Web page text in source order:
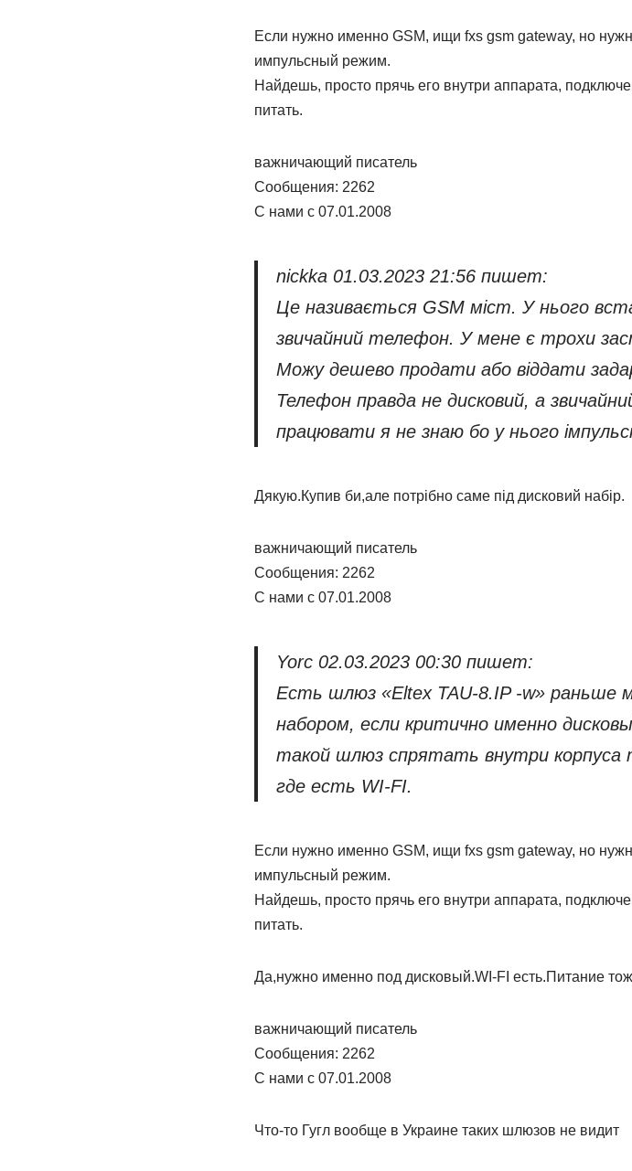
Если нужно именно GSM, ищи fxs gsm gateway, но
импульсный режим.
Найдешь, просто прячь его внутри аппарата,
питать.
важничающий писатель
Сообщения: 2262
С нами с 07.01.2008
nickka 01.03.2023 21:56 пишет:
Це називається GSM міст. У нього
звичайний телефон. У мене є трохи
Можу дешево продати або віддати
Телефон правда не дисковий, а
працювати я не знаю бо у нього
Дякую.Купив би,але потрібно саме під дисковий набір.
важничающий писатель
Сообщения: 2262
С нами с 07.01.2008
Yorc 02.03.2023 00:30 пишет:
Есть шлюз «Eltex TAU-8.IP -w» раньше
набором, если критично именно
такой шлюз спрятать внутри
где есть WI-FI.
Если нужно именно GSM, ищи fxs gsm gateway, но
импульсный режим.
Найдешь, просто прячь его внутри аппарата,
питать.
Да,нужно именно под дисковый.WI-FI есть.Питание
важничающий писатель
Сообщения: 2262
С нами с 07.01.2008
Что-то Гугл вообще в Украине таких шлюзов не видит